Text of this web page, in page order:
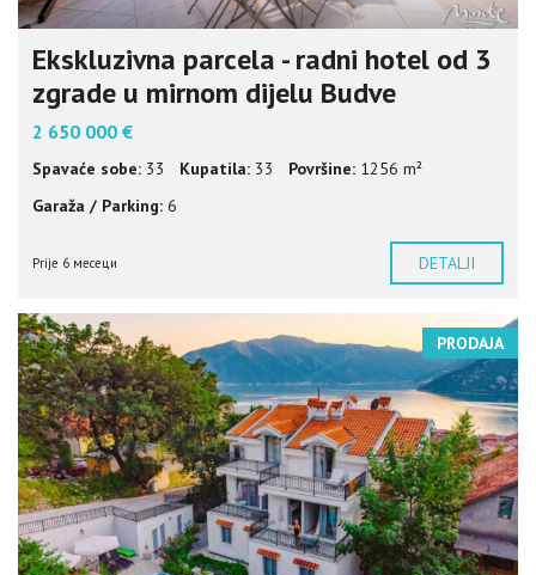
Ekskluzivna parcela - radni hotel od 3
zgrade u mirnom dijelu Budve
2 650 000 €
Spavaće sobe: 33 Kupatila: 33 Površine: 1256 m²
Garaža / Parking: 6
Prije 6 месеци DETALJI
PRODAJA